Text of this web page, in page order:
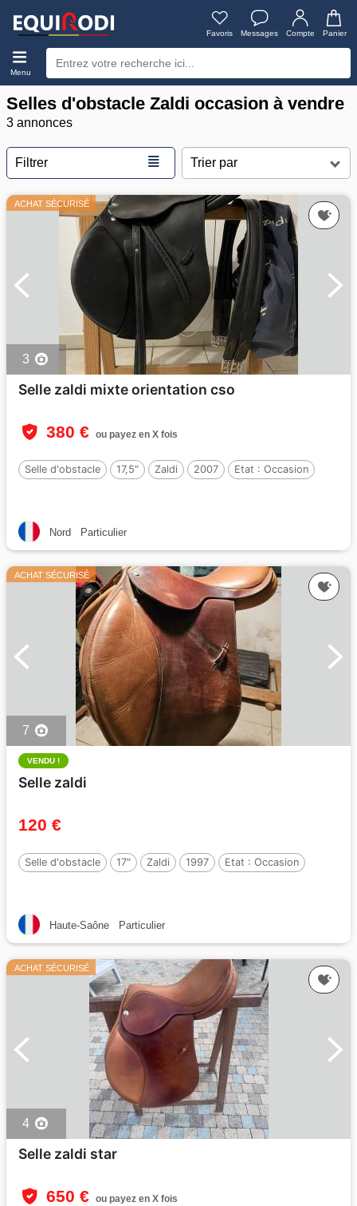
Favoris Messages Compte Panier
Menu
Selles d'obstacle Zaldi occasion à vendre
3 annonces
Filtrer ≣
ACHAT SÉCURISÉ
3
Selle zaldi mixte orientation cso
380 € ou payez en X fois
Selle d'obstacle 17,5" Zaldi 2007 Etat : Occasion
Nord Particulier
ACHAT SÉCURISÉ
7
VENDU !
Selle zaldi
120 €
Selle d'obstacle 17" Zaldi 1997 Etat : Occasion
Haute-Saône Particulier
ACHAT SÉCURISÉ
4
Selle zaldi star
650 € ou payez en X fois